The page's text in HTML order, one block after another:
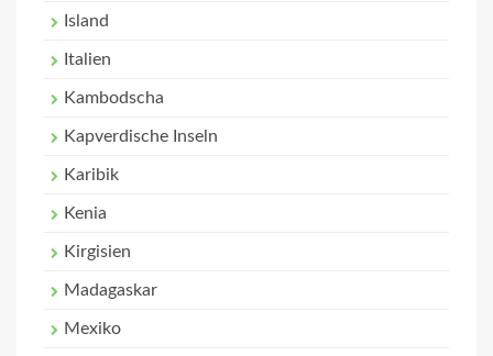
Island
Italien
Kambodscha
Kapverdische Inseln
Karibik
Kenia
Kirgisien
Madagaskar
Mexiko